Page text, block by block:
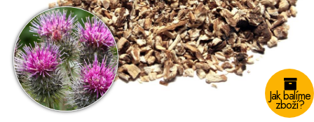
Jak balíme
zboží?